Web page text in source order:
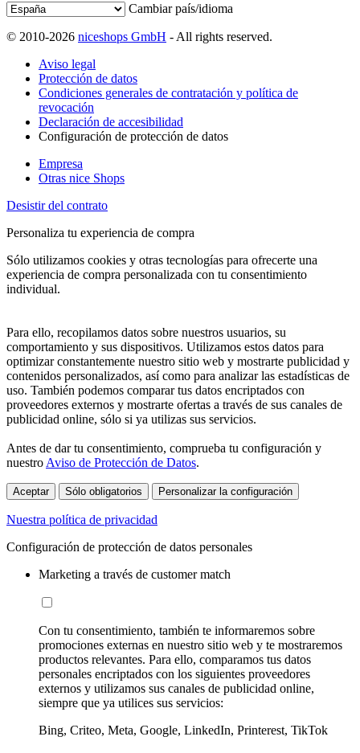
Cambiar país/idioma
© 2010-2026 niceshops GmbH - All rights reserved.
Aviso legal
Protección de datos
Condiciones generales de contratación y política de
revocación
Declaración de accesibilidad
Configuración de protección de datos
Empresa
Otras nice Shops
Desistir del contrato
Personaliza tu experiencia de compra
Sólo utilizamos cookies y otras tecnologías para ofrecerte una
experiencia de compra personalizada con tu consentimiento
individual.
Para ello, recopilamos datos sobre nuestros usuarios, su
comportamiento y sus dispositivos. Utilizamos estos datos para
optimizar constantemente nuestro sitio web y mostrarte publicidad y
contenidos personalizados, así como para analizar las estadísticas de
uso. También podemos comparar tus datos encriptados con
proveedores externos y mostrarte ofertas a través de sus canales de
publicidad online, sólo si ya utilizas sus servicios.
Antes de dar tu consentimiento, comprueba tu configuración y
nuestro Aviso de Protección de Datos.
Aceptar Sólo obligatorios Personalizar la configuración
Nuestra política de privacidad
Configuración de protección de datos personales
Marketing a través de customer match
Con tu consentimiento, también te informaremos sobre
promociones externas en nuestro sitio web y te mostraremos
productos relevantes. Para ello, comparamos tus datos
personales encriptados con los siguientes proveedores
externos y utilizamos sus canales de publicidad online,
siempre que ya utilices sus servicios:
Bing, Criteo, Meta, Google, LinkedIn, Printerest, TikTok